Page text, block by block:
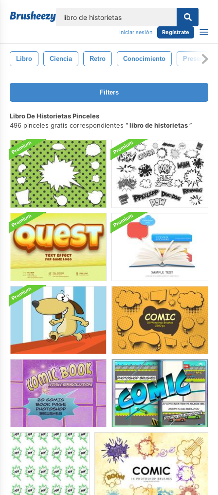
Iniciar sesión Regístrate
Libro Ciencia Retro Conocimiento
Filters
Libro De Historietas Pinceles
496 pinceles gratis correspondientes
libro de historietas